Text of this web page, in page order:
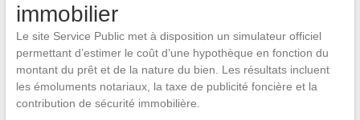
immobilier
Le site Service Public met à disposition un simulateur officiel
permettant d’estimer le coût d’une hypothèque en fonction du
montant du prêt et de la nature du bien. Les résultats incluent
les émoluments notariaux, la taxe de publicité foncière et la
contribution de sécurité immobilière.